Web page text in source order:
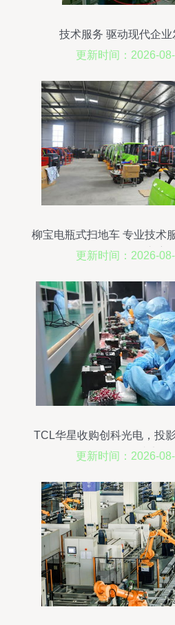
技术服务 驱动现代企
更新时间：2026-
柳宝电瓶式扫地车 专业技术
护航
更新时间：2026-
TCL华星收购创科光电，投
服务成竞争
更新时间：2026-